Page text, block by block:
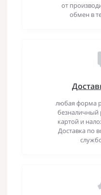
от
обмен в
любая форма
безналичный
картой и
Доставка по